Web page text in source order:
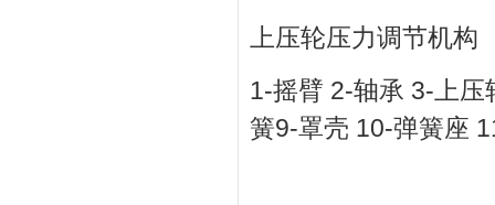
上压轮压力调节机构
1-摇臂 2-轴承 3-上
簧9-罩壳 10-弹簧座